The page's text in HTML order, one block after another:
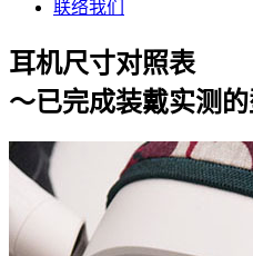
联络我们
耳机尺寸对照表
～已完成装戴实测的